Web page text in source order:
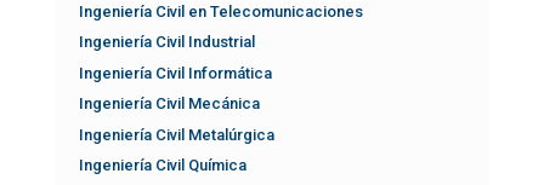
Ingeniería Civil en Telecomunicaciones
Ingeniería Civil Industrial
Ingeniería Civil Informática
Ingeniería Civil Mecánica
Ingeniería Civil Metalúrgica
Ingeniería Civil Química